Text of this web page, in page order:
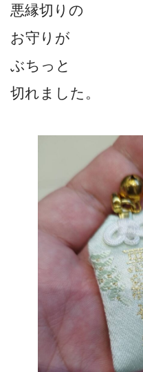
悪縁切りの
お守りが
ぶちっと
切れました。